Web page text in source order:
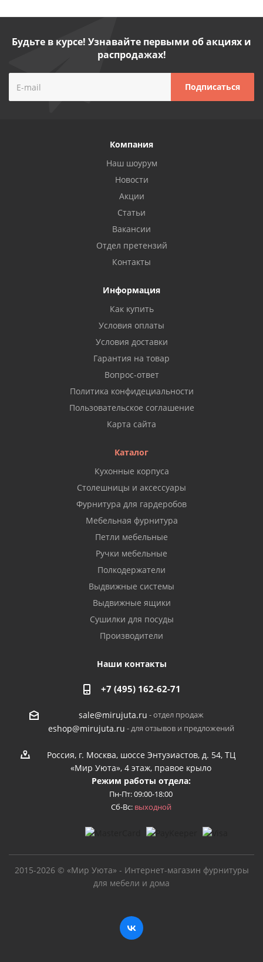
Будьте в курсе! Узнавайте первыми об акциях и
распродажах!
Компания
Наш шоурум
Новости
Акции
Статьи
Вакансии
Отдел претензий
Контакты
Информация
Как купить
Условия оплаты
Условия доставки
Гарантия на товар
Вопрос-ответ
Политика конфидециальности
Пользовательское соглашение
Карта сайта
Каталог
Кухонные корпуса
Столешницы и аксессуары
Фурнитура для гардеробов
Мебельная фурнитура
Петли мебельные
Ручки мебельные
Полкодержатели
Выдвижные системы
Выдвижные ящики
Сушилки для посуды
Производители
Наши контакты
+7 (495) 162-62-71
sale@mirujuta.ru - отдел продаж
eshop@mirujuta.ru - для отзывов и предложений
Россия, г. Москва, шоссе Энтузиастов, д. 54, ТЦ
«Мир Уюта», 4 этаж, правое крыло
Режим работы отдела:
Пн-Пт: 09:00-18:00
Сб-Вс: выходной
2015-2026 © «Мир Уюта» - Интернет-магазин фурнитуры
для мебели и дома